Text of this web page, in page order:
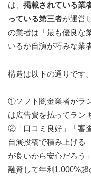
は、 掲載されている業
っている第三者が運営
の業者は「最も優良な
いるか自演が巧みな業
構造は以下の通りです。
①ソフト闇金業者がラ
は広告費を払ってラン
②「口コミ良好」「審
自演投稿で積み上げ
が良いから安心だろ
融資して年利1,000%